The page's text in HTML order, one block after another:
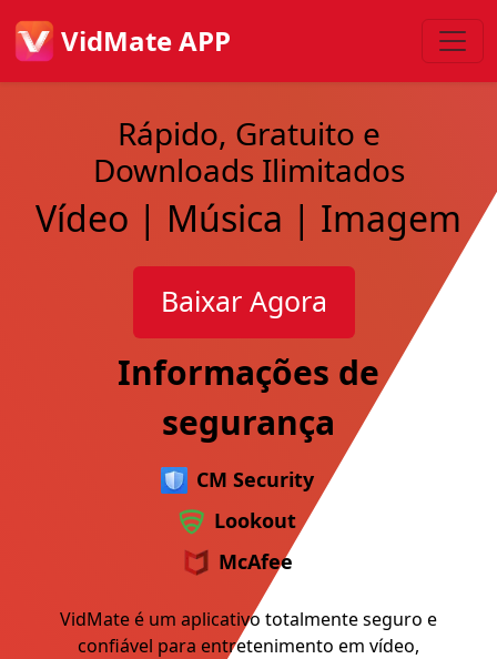
VidMate APP
Rápido, Gratuito e
Downloads Ilimitados
Vídeo | Música | Imagem
Baixar Agora
Informações de
segurança
CM Security
Lookout
McAfee
VidMate é um aplicativo totalmente seguro e
confiável para entretenimento em vídeo,